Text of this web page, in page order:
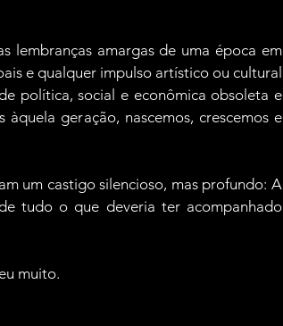
amargas de uma época em
e qualquer impulso artístico ou cultural
política, social e econômica obsoleta e
geração, nascemos, crescemos e
um castigo silencioso, mas profundo: A
tudo o que deveria ter acompanhado
muito.